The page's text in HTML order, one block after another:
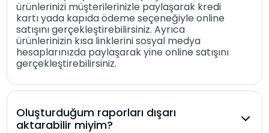
ürünlerinizi müşterilerinizle paylaşarak kredi
kartı yada kapıda ödeme seçeneğiyle online
satışını gerçekleştirebilirsiniz. Ayrıca
ürünlerinizin kısa linklerini sosyal medya
hesaplarınızda paylaşarak yine online satışını
gerçekleştirebilirsiniz.
Oluşturduğum raporları dışarı
aktarabilir miyim?